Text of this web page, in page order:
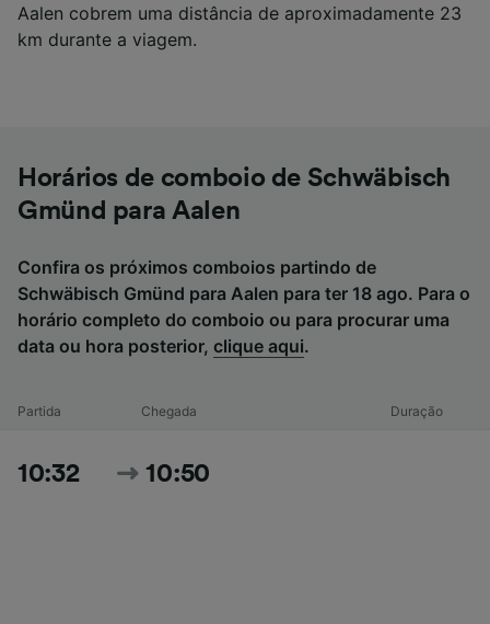
Aalen cobrem uma distância de aproximadamente 23
km durante a viagem.
Horários de comboio de Schwäbisch
Gmünd para Aalen
Confira os próximos comboios partindo de
Schwäbisch Gmünd para Aalen para ter 18 ago. Para o
horário completo do comboio ou para procurar uma
data ou hora posterior, clique aqui.
Partida Chegada Duração
10:32 10:50